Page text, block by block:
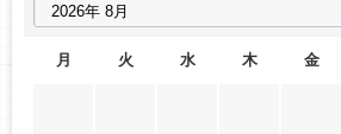
月 火 水 木 金